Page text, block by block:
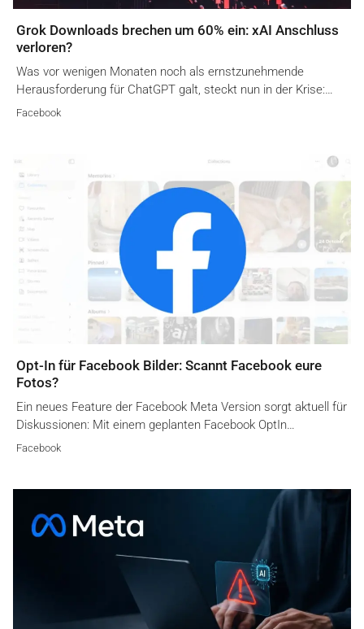
Grok Downloads brechen um 60% ein: xAI Anschluss
verloren?
Was vor wenigen Monaten noch als ernstzunehmende
Herausforderung für ChatGPT galt, steckt nun in der Krise:…
Facebook
Opt-In für Facebook Bilder: Scannt Facebook eure
Fotos?
Ein neues Feature der Facebook Meta Version sorgt aktuell für
Diskussionen: Mit einem geplanten Facebook OptIn…
Facebook